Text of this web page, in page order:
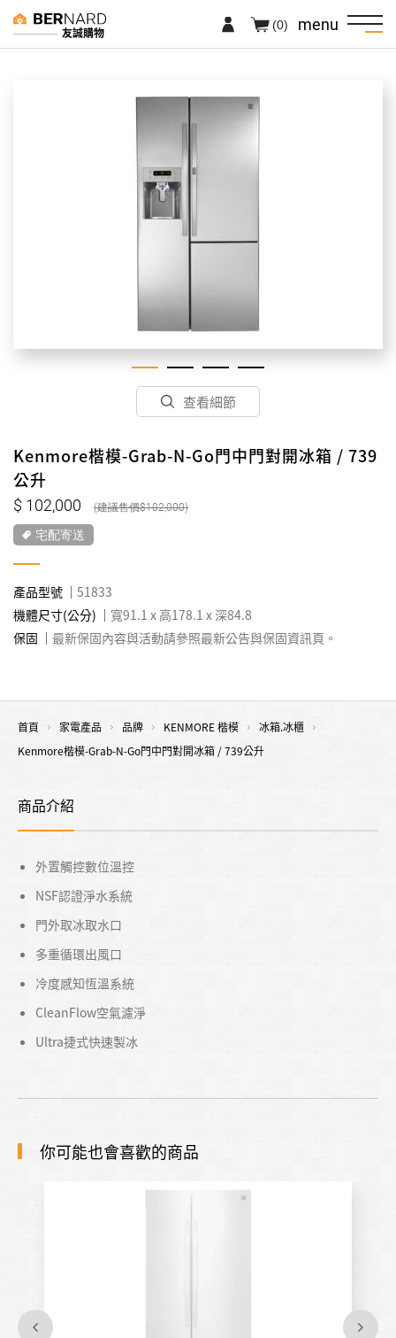
友誠購物 menu
(0)
查看細節
Kenmore楷模-Grab-N-Go門中門對開冰箱 / 739
公升
102,000 102,000
宅配寄送
產品型號
51833
機體尺寸(公分)
寬91.1 x 高178.1 x 深84.8
保固
最新保固內容與活動請參照最新公告與保固資訊頁。
首頁 家電產品 品牌 KENMORE 楷模
冰箱.冰櫃
Kenmore楷模-Grab-N-Go門中門對開冰箱 / 739公升
商品介紹
外置觸控數位溫控
NSF認證淨水系統
門外取冰取水口
多重循環出風口
冷度感知恆溫系統
CleanFlow空氣濾淨
Ultra捷式快速製冰
你可能也會喜歡的商品